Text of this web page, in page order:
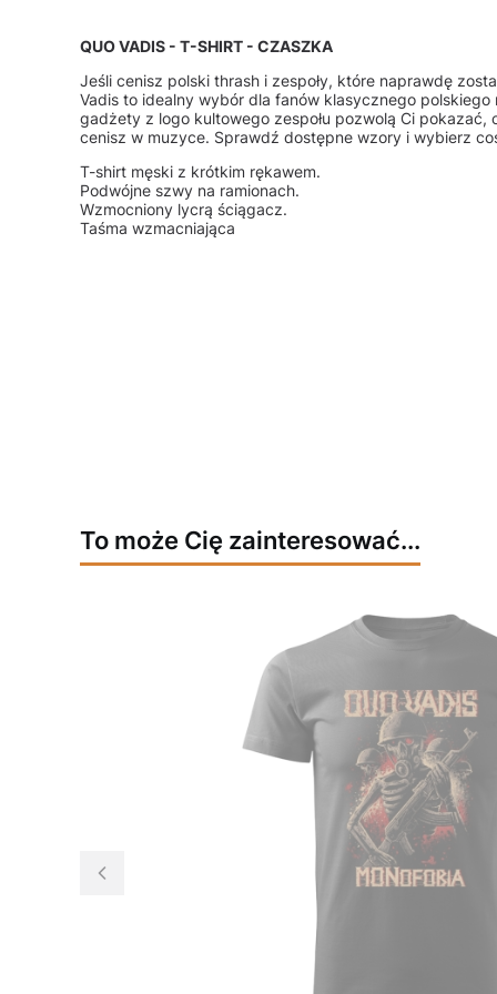
QUO VADIS - T-SHIRT - CZASZKA
Jeśli cenisz polski thrash i zespoły, które naprawdę
Vadis to idealny wybór dla fanów klasycznego polskiego
gadżety z logo kultowego zespołu pozwolą Ci pokazać,
cenisz w muzyce. Sprawdź dostępne wzory i wybierz
T-shirt męski z krótkim rękawem.
Podwójne szwy na ramionach.
Wzmocniony lycrą ściągacz.
Taśma wzmacniająca
To może Cię zainteresować...